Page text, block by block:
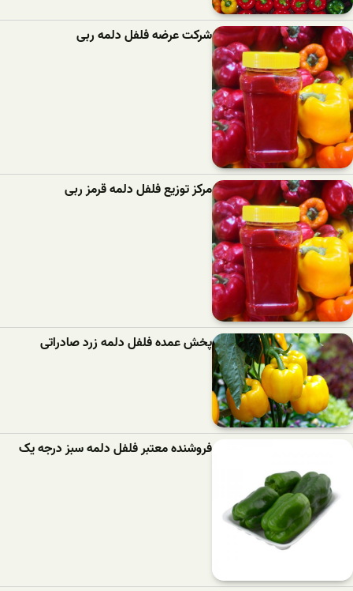
شرکت عرضه فلفل دلمه ربی
مرکز توزیع فلفل دلمه قرمز ربی
پخش عمده فلفل دلمه زرد صادراتی
فروشنده معتبر فلفل دلمه سبز درجه یک